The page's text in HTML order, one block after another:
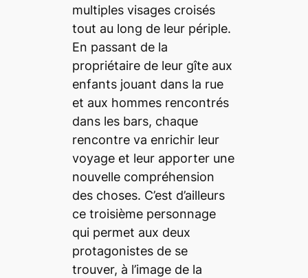
multiples visages croisés
tout au long de leur périple.
En passant de la
propriétaire de leur gîte aux
enfants jouant dans la rue
et aux hommes rencontrés
dans les bars, chaque
rencontre va enrichir leur
voyage et leur apporter une
nouvelle compréhension
des choses. C’est d’ailleurs
ce troisième personnage
qui permet aux deux
protagonistes de se
trouver, à l’image de la